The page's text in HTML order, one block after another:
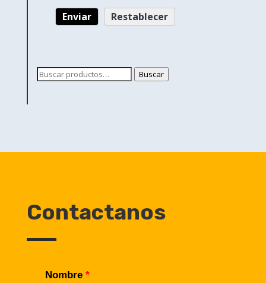
Buscar
Buscar
Contactanos
Nombre *